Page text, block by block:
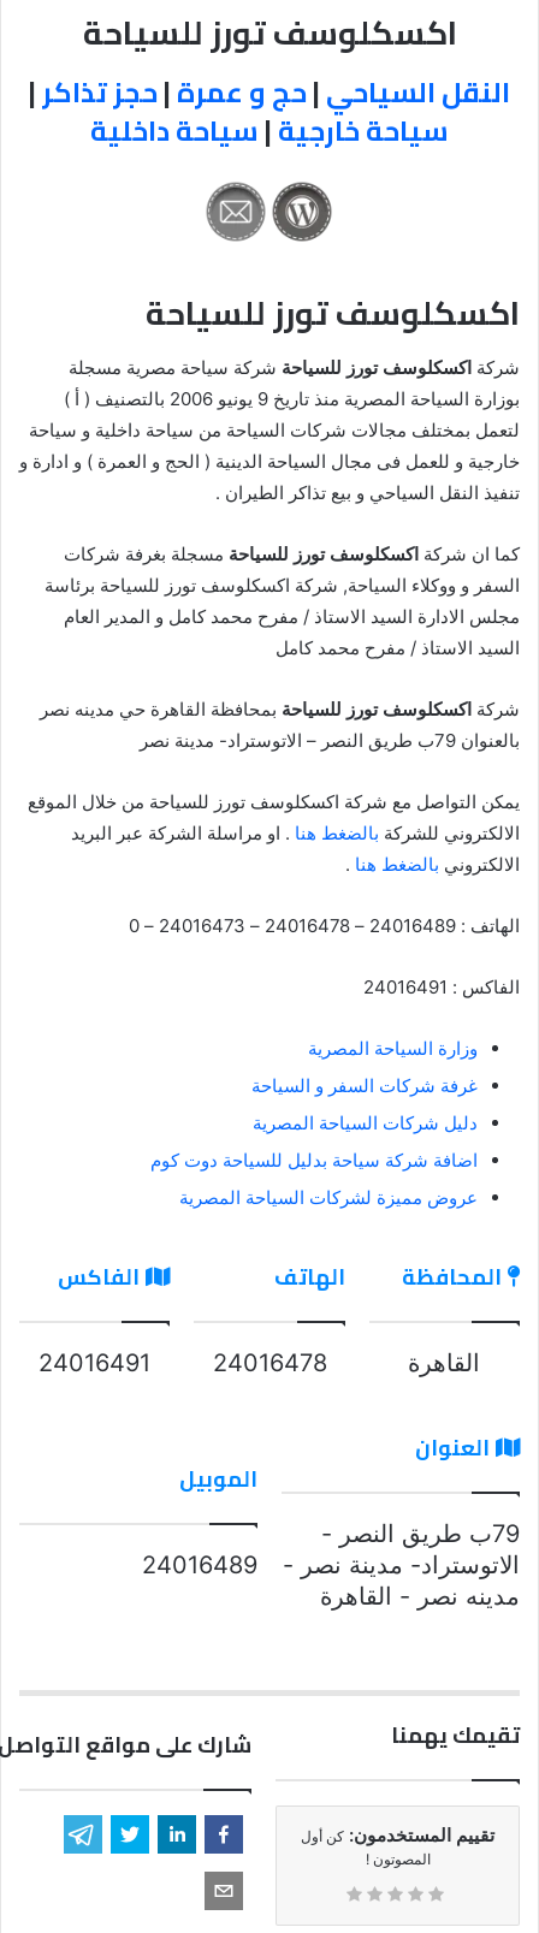
اكسكلوسف تورز للسياحة
النقل السياحي|حج و عمرة|حجز تذاكر|
سياحة خارجية|سياحة داخلية
اكسكلوسف تورز للسياحة
شركة اكسكلوسف تورز للسياحة شركة سياحة مصرية مسجلة
بوزارة السياحة المصرية منذ تاريخ 9 يونيو 2006 بالتصنيف ( أ )
لتعمل بمختلف مجالات شركات السياحة من سياحة داخلية و سياحة
خارجية و للعمل فى مجال السياحة الدينية ( الحج و العمرة ) و ادارة و
تنفيذ النقل السياحي و بيع تذاكر الطيران .
كما ان شركة اكسكلوسف تورز للسياحة مسجلة بغرفة شركات
السفر و ووكلاء السياحة, شركة اكسكلوسف تورز للسياحة برئاسة
مجلس الادارة السيد الاستاذ / مفرح محمد كامل و المدير العام
السيد الاستاذ / مفرح محمد كامل
شركة اكسكلوسف تورز للسياحة بمحافظة القاهرة حي مدينه نصر
بالعنوان 79ب طريق النصر – الاتوستراد- مدينة نصر
يمكن التواصل مع شركة اكسكلوسف تورز للسياحة من خلال الموقع
الالكتروني للشركة بالضغط هنا . او مراسلة الشركة عبر البريد
الالكتروني بالضغط هنا .
الهاتف : 24016489 – 24016478 – 24016473 – 0
الفاكس : 24016491
وزارة السياحة المصرية
غرفة شركات السفر و السياحة
دليل شركات السياحة المصرية
اضافة شركة سياحة بدليل للسياحة دوت كوم
عروض مميزة لشركات السياحة المصرية
المحافظة
القاهرة
الهاتف
24016478
الفاكس
24016491
العنوان
79ب طريق النصر -
الاتوستراد- مدينة نصر -
مدينه نصر - القاهرة
الموبيل
24016489
تقيمك يهمنا
تقييم المستخدمون: كن أول
المصوتون !
شارك على مواقع